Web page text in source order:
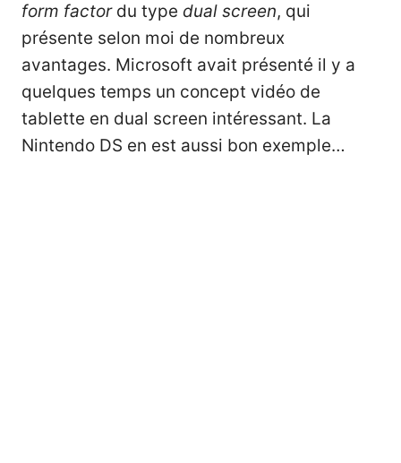
form factordu type dual screen, qui
présente selon moi de nombreux
avantages. Microsoft avait présenté il y a
quelques temps un concept vidéo de
tablette en dual screen intéressant. La
Nintendo DS en est aussi bon exemple…